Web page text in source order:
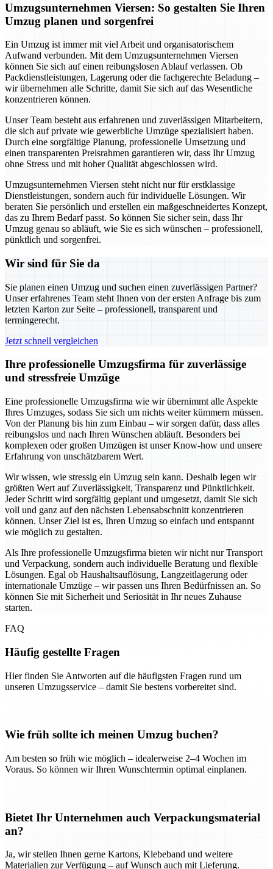
Umzugsunternehmen Viersen: So gestalten Sie Ihren
Umzug planen und sorgenfrei
Ein Umzug ist immer mit viel Arbeit und organisatorischem
Aufwand verbunden. Mit dem Umzugsunternehmen Viersen
können Sie sich auf einen reibungslosen Ablauf verlassen. Ob
Packdienstleistungen, Lagerung oder die fachgerechte Beladung –
wir übernehmen alle Schritte, damit Sie sich auf das Wesentliche
konzentrieren können.
Unser Team besteht aus erfahrenen und zuverlässigen Mitarbeitern,
die sich auf private wie gewerbliche Umzüge spezialisiert haben.
Durch eine sorgfältige Planung, professionelle Umsetzung und
einen transparenten Preisrahmen garantieren wir, dass Ihr Umzug
ohne Stress und mit hoher Qualität abgeschlossen wird.
Umzugsunternehmen Viersen steht nicht nur für erstklassige
Dienstleistungen, sondern auch für individuelle Lösungen. Wir
beraten Sie persönlich und erstellen ein maßgeschneidertes Konzept,
das zu Ihrem Bedarf passt. So können Sie sicher sein, dass Ihr
Umzug genau so abläuft, wie Sie es sich wünschen – professionell,
pünktlich und sorgenfrei.
Wir sind für Sie da
Sie planen einen Umzug und suchen einen zuverlässigen Partner?
Unser erfahrenes Team steht Ihnen von der ersten Anfrage bis zum
letzten Karton zur Seite – professionell, transparent und
termingerecht.
Jetzt schnell vergleichen
Ihre professionelle Umzugsfirma für zuverlässige
und stressfreie Umzüge
Eine professionelle Umzugsfirma wie wir übernimmt alle Aspekte
Ihres Umzuges, sodass Sie sich um nichts weiter kümmern müssen.
Von der Planung bis hin zum Einbau – wir sorgen dafür, dass alles
reibungslos und nach Ihren Wünschen abläuft. Besonders bei
komplexen oder großen Umzügen ist unser Know-how und unsere
Erfahrung von unschätzbarem Wert.
Wir wissen, wie stressig ein Umzug sein kann. Deshalb legen wir
größten Wert auf Zuverlässigkeit, Transparenz und Pünktlichkeit.
Jeder Schritt wird sorgfältig geplant und umgesetzt, damit Sie sich
voll und ganz auf den nächsten Lebensabschnitt konzentrieren
können. Unser Ziel ist es, Ihren Umzug so einfach und entspannt
wie möglich zu gestalten.
Als Ihre professionelle Umzugsfirma bieten wir nicht nur Transport
und Verpackung, sondern auch individuelle Beratung und flexible
Lösungen. Egal ob Haushaltsauflösung, Langzeitlagerung oder
internationale Umzüge – wir passen uns Ihren Bedürfnissen an. So
können Sie mit Sicherheit und Seriosität in Ihr neues Zuhause
starten.
FAQ
Häufig gestellte Fragen
Hier finden Sie Antworten auf die häufigsten Fragen rund um
unseren Umzugsservice – damit Sie bestens vorbereitet sind.
Wie früh sollte ich meinen Umzug buchen?
Am besten so früh wie möglich – idealerweise 2–4 Wochen im
Voraus. So können wir Ihren Wunschtermin optimal einplanen.
Bietet Ihr Unternehmen auch Verpackungsmaterial
an?
Ja, wir stellen Ihnen gerne Kartons, Klebeband und weitere
Materialien zur Verfügung – auf Wunsch auch mit Lieferung.